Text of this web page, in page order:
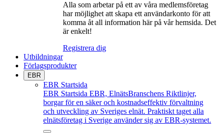
Alla som arbetar på ett av våra medlemsföretag
har möjlighet att skapa ett användarkonto för att
komma åt all information här på vår hemsida. Det
är enkelt!
Registrera dig
Utbildningar
Förlagsprodukter
EBR
EBR Startsida
EBR Startsida EBR, ElnätsBranschens Riktlinjer,
borgar för en säker och kostnadseffektiv förvaltning
och utveckling av Sveriges elnät. Praktiskt taget alla
elnätsföretag i Sverige använder sig av EBR-systemet.